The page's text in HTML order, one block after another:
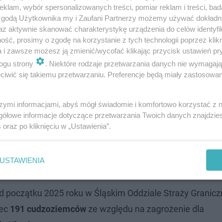
osób zatrzymanych w dwa dni. Znam…
zobowiązujące ich do powrotu do kraju pochodzenia.
wykonalności ze względu na ochronę
do granicy i przekazani władzom swojego kraju.
do krajów strefy Schengen na okres od 6 do 8
2025 roku w Śląskim Oddziale Straży
191 cudzoziemców ze względu na zagrożenie dla
wybór spersonalizowanych treści, pomiar reklam i treści,
Użytkownika my i Zaufani Partnerzy możemy używać
aktywnie skanować charakterystykę urządzenia do celów
prosimy o zgodę na korzystanie z tych technologii poprzez
i zawsze możesz ją zmienić/wycofać klikając przycisk ustawień
strony
. Niektóre rodzaje przetwarzania danych nie
się takiemu przetwarzaniu. Preferencje będą miały
informacjami, abyś mógł świadomie i komfortowo korzystać z
informacje dotyczące przetwarzania Twoich danych
oraz po kliknięciu w „Ustawienia”.
USTAWIENIA